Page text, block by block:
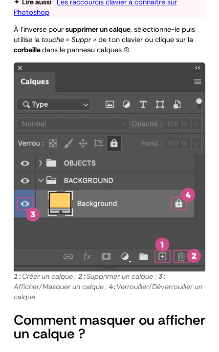
✦ Lire aussi : Les raccourcis clavier à connaître sur
Photoshop
À l’inverse pour supprimer un calque, sélectionne-le puis
utilise la touche « Suppr » de ton clavier ou clique sur la
corbeilledans le panneau calques (2).
1 : Créer un calque ; 2 :Supprimer un calque ; 3 :
Afficher/Masquer un calque ; 4 :Verrouiller/Déverrouiller un
calque
Comment masquer ou afficher
un calque ?